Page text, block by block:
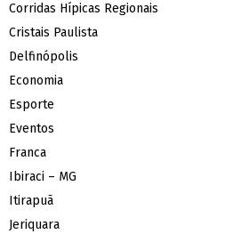
Corridas Hípicas Regionais
Cristais Paulista
Delfinópolis
Economia
Esporte
Eventos
Franca
Ibiraci – MG
Itirapuã
Jeriquara